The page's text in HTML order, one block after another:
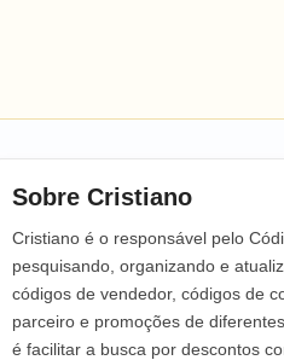
Sobre Cristiano
Cristiano é o responsável pelo
pesquisando, organizando e
códigos de vendedor, códigos de
parceiro e promoções de
é facilitar a busca por descontos